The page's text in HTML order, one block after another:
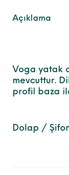
Açıklama
Voga yatak
mevcuttur.
profil baza
Dolap /